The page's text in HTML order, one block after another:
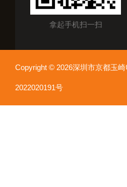
拿起手机扫一扫
Copyright © 2026深圳市京都玉
2022020191号